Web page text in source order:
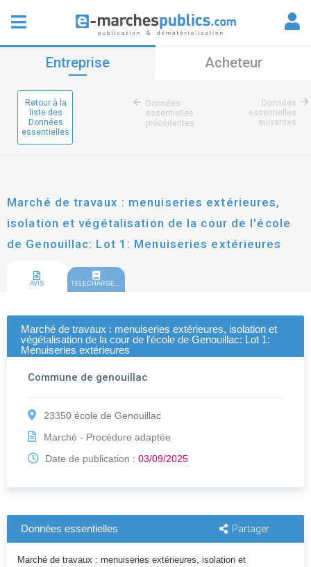
Entreprise Acheteur
Retour à la
liste des
Données
essentielles
Données
essentielles
précédentes
Données
essentielles
suivantes
Marché de travaux : menuiseries extérieures,
isolation et végétalisation de la cour de l'école
de Genouillac: Lot 1: Menuiseries extérieures
AVIS TELECHARGEMENT
Marché de travaux : menuiseries extérieures, isolation et
végétalisation de la cour de l'école de Genouillac: Lot 1:
Menuiseries extérieures
Commune de genouillac
23350 école de Genouillac
Marché - Procédure adaptée
Date de publication : 03/09/2025
Données essentielles Partager
Marché de travaux : menuiseries extérieures, isolation et